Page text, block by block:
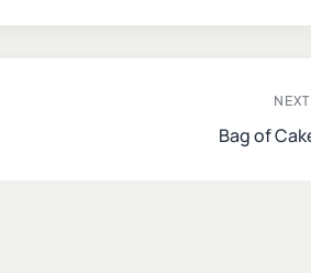
NEXT
Bag of